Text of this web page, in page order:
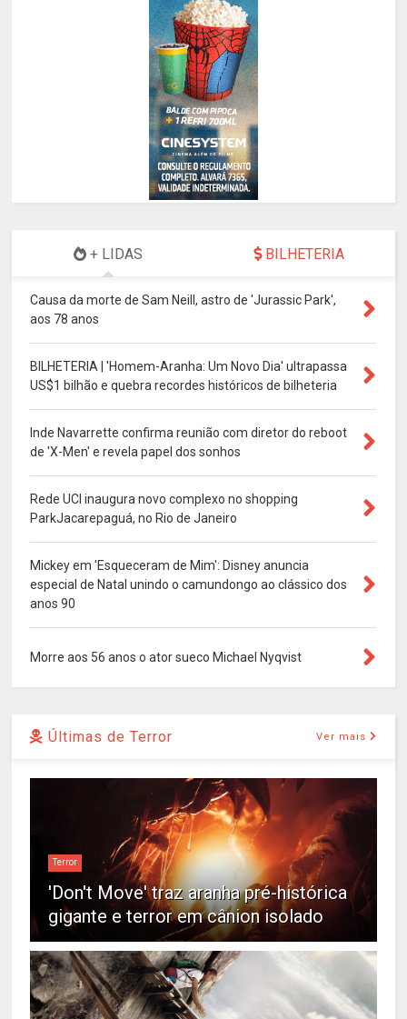
+ LIDAS BILHETERIA
Causa da morte de Sam Neill, astro de 'Jurassic Park',
aos 78 anos
BILHETERIA | 'Homem-Aranha: Um Novo Dia' ultrapassa
US$1 bilhão e quebra recordes históricos de bilheteria
Inde Navarrette confirma reunião com diretor do reboot
de 'X-Men' e revela papel dos sonhos
Rede UCI inaugura novo complexo no shopping
ParkJacarepaguá, no Rio de Janeiro
Mickey em 'Esqueceram de Mim': Disney anuncia
especial de Natal unindo o camundongo ao clássico dos
anos 90
Morre aos 56 anos o ator sueco Michael Nyqvist
Últimas de Terror Ver mais
Terror
'Don't Move' traz aranha pré-histórica
gigante e terror em cânion isolado